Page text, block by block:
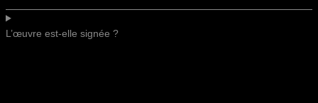
L’œuvre est-elle signée ?